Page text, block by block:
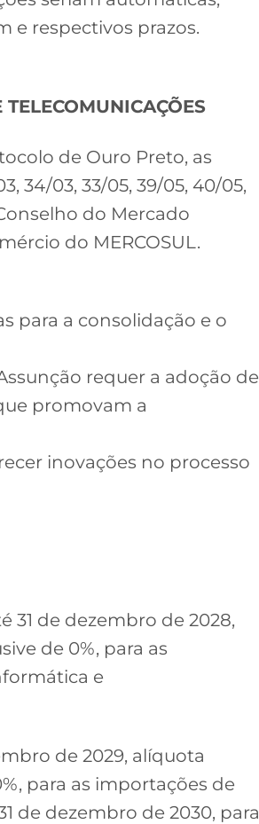
e respectivos prazos.
de Ouro Preto, as
34/03, 33/05, 39/05, 40/05,
do Mercado
do MERCOSUL.
para a consolidação e o
requer a adoção de
promovam a
inovações no processo
31 de dezembro de 2028,
de 0%, para as
e
de 2029, alíquota
para as importações de
de dezembro de 2030, para